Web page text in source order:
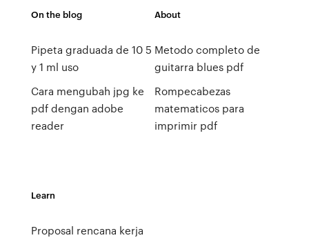
On the blog
Pipeta graduada de 10 5
y 1 ml uso
Cara mengubah jpg ke
pdf dengan adobe
reader
About
Metodo completo de
guitarra blues pdf
Rompecabezas
matematicos para
imprimir pdf
Learn
Proposal rencana kerja